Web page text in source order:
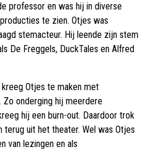
professor en was hij in diverse
te zien. Otjes was
stemacteur. Hij leende zijn stem
De Freggels, DuckTales en Alfred
Otjes te maken met
onderging hij meerdere
hij een burn-out. Daardoor trok
terug uit het theater. Wel was Otjes
van lezingen en als